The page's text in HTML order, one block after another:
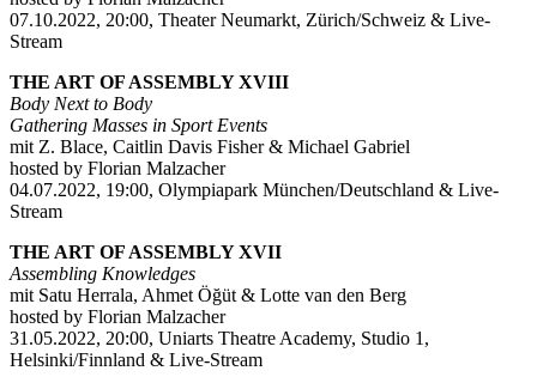
07.10.2022, 20:00, Theater Neumarkt, Zürich/Schweiz & Live-
Stream
THE ART OF ASSEMBLY XVIII
Body Next to Body
Gathering Masses in Sport Events
mit Z. Blace, Caitlin Davis Fisher & Michael Gabriel
hosted by Florian Malzacher
04.07.2022, 19:00, Olympiapark München/Deutschland & Live-
Stream
THE ART OF ASSEMBLY XVII
Assembling Knowledges
mit Satu Herrala, Ahmet Öğüt & Lotte van den Berg
hosted by Florian Malzacher
31.05.2022, 20:00, Uniarts Theatre Academy, Studio 1,
Helsinki/Finnland & Live-Stream